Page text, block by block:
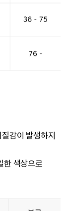
감이 발생하지
한 색상으로